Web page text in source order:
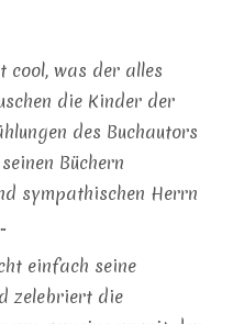
cool, was der alles
die Kinder der
des Buchautors
Büchern
sympathischen Herrn
einfach seine
zelebriert die